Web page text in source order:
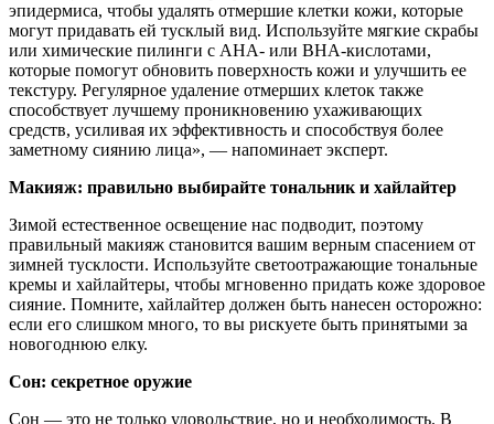
эпидермиса, чтобы удалять отмершие клетки кожи, которые
могут придавать ей тусклый вид. Используйте мягкие скрабы
или химические пилинги с АНА- или ВНА-кислотами,
которые помогут обновить поверхность кожи и улучшить ее
текстуру. Регулярное удаление отмерших клеток также
способствует лучшему проникновению ухаживающих
средств, усиливая их эффективность и способствуя более
заметному сиянию лица», — напоминает эксперт.
Макияж: правильно выбирайте тональник и хайлайтер
Зимой естественное освещение нас подводит, поэтому
правильный макияж становится вашим верным спасением от
зимней тусклости. Используйте светоотражающие тональные
кремы и хайлайтеры, чтобы мгновенно придать коже здоровое
сияние. Помните, хайлайтер должен быть нанесен осторожно:
если его слишком много, то вы рискуете быть принятыми за
новогоднюю елку.
Сон: секретное оружие
Сон — это не только удовольствие, но и необходимость. В